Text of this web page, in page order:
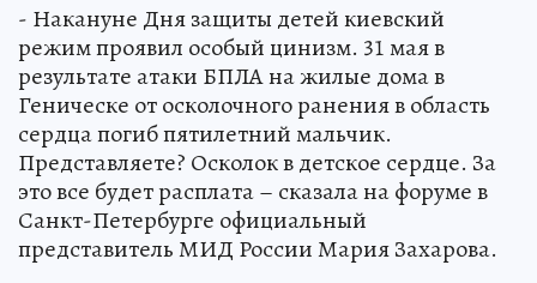
- Накануне Дня защиты детей киевский
режим проявил особый цинизм. 31 мая в
результате атаки БПЛА на жилые дома в
Геническе от осколочного ранения в область
сердца погиб пятилетний мальчик.
Представляете? Осколок в детское сердце. За
это все будет расплата – сказала на форуме в
Санкт-Петербурге официальный
представитель МИД России Мария Захарова.